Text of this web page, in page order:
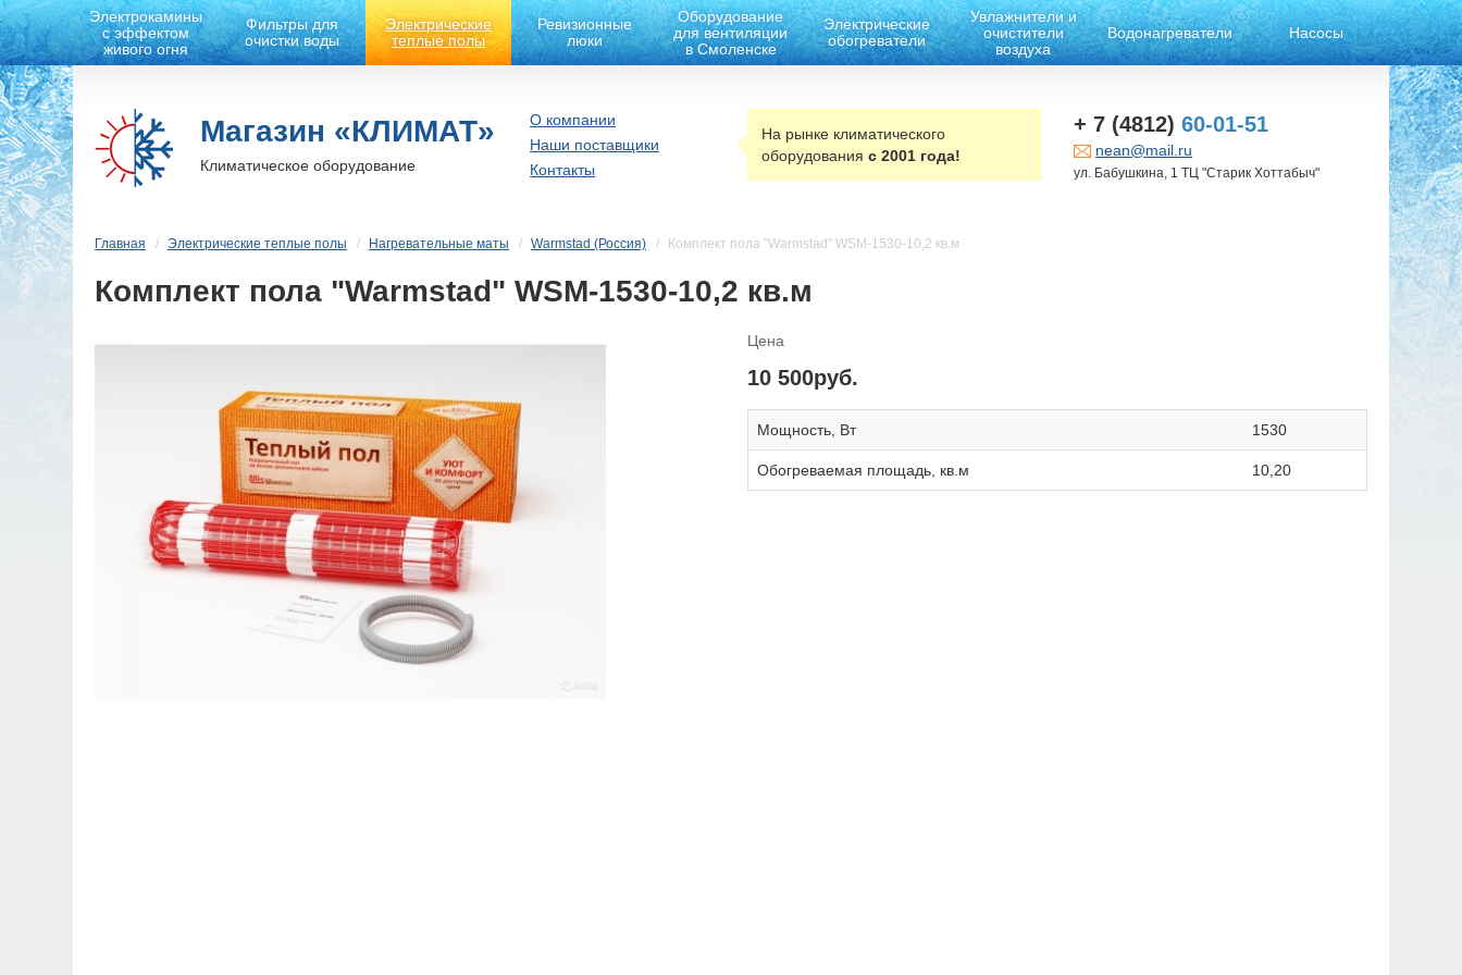
Электрокамины
с эффектом
живого огня
Фильтры для
очистки воды
Электрические
теплые полы
Ревизионные
люки
Оборудование
для вентиляции
в Смоленске
Электрические
обогреватели
Увлажнители и
очистители
воздуха
Водонагреватели Насосы
Магазин «КЛИМАТ»
Климатическое оборудование
О компании
Наши поставщики
Контакты
На рынке климатического
оборудования с 2001 года!
+ 7 (4812) 60-01-51
nean@mail.ru
ул. Бабушкина, 1 ТЦ "Старик Хоттабыч"
Главная Электрические теплые полы Нагревательные маты Warmstad (Россия) Комплект пола "Warmstad" WSM-1530-10,2 кв.м
Комплект пола "Warmstad" WSM-1530-10,2 кв.м
Цена
10 500руб.
Мощность, Вт 1530
Обогреваемая площадь, кв.м 10,20